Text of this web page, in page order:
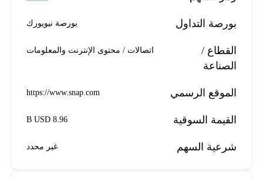
بورصة التداول بورصة نيويورك
القطاع /
الصناعة
اتصالات / محتوى الإنترنت والمعلومات
الموقع الرسمي https://www.snap.com
القيمة السوقية 8.96 B USD
شرعية السهم غير محدد